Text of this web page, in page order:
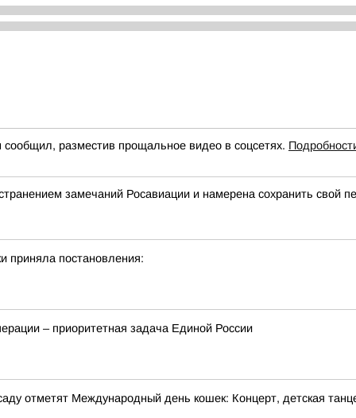
разместив прощальное видео в соцсетях.
замечаний Росавиации и намерена сохранить
приняла постановления:
– приоритетная задача Единой России
отметят Международный день кошек: Концерт, детская